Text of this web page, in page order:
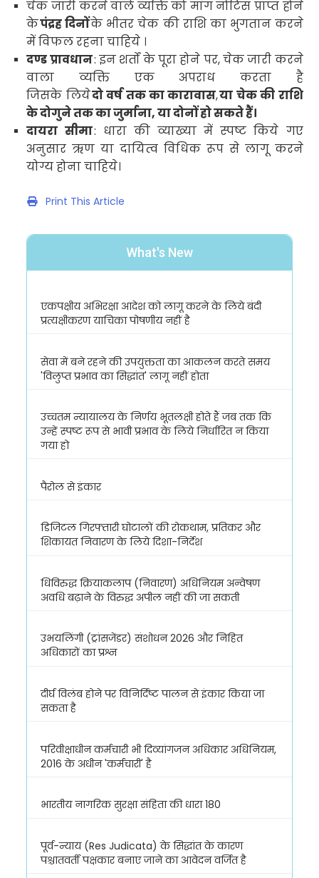
चेक जारी करने वाले व्यक्ति को मांग नोटिस प्राप्त होने
केपंद्रह दिनोंके भीतर चेक की राशि का भुगतान करने
में विफल रहना चाहिये ।
दण्ड प्रावधान:इन शर्तों के पूरा होने पर,चेक जारी करने
वाला व्यक्ति एक अपराध करता है
जिसके लियेदो वर्ष तक का कारावास,या चेक की राशि
के दोगुने तक का जुर्माना,या दोनों हो सकते हैं।
दायरा सीमा: धारा की व्याख्या में स्पष्ट किये गए
अनुसार ऋण या दायित्व विधिक रूप से लागू करने
योग्य होना चाहिये।
Print This Article
What's New
एकपक्षीय अभिरक्षा आदेश को लागू करने के लिये बंदी
प्रत्यक्षीकरण याचिका पोषणीय नहीं है
सेवा में बने रहने की उपयुक्तता का आकलन करते समय
'विलुप्त प्रभाव का सिद्धांत' लागू नहीं होता
उच्चतम न्यायालय के निर्णय भूतलक्षी होते हैं जब तक कि
उन्हें स्पष्ट रूप से भावी प्रभाव के लिये निर्धारित न किया
गया हो
पैरोल से इंकार
डिजिटल गिरफ्तारी घोटालों की रोकथाम, प्रतिकर और
शिकायत निवारण के लिये दिशा-निर्देश
धिविरुद्ध क्रियाकलाप (निवारण) अधिनियम अन्वेषण
अवधि बढ़ाने के विरुद्ध अपील नहीं की जा सकती
उभयलिंगी (ट्रांसजेंडर) संशोधन 2026 और निहित
अधिकारों का प्रश्न
दीर्घ विलंब होने पर विनिर्दिष्ट पालन से इंकार किया जा
सकता है
परिवीक्षाधीन कर्मचारी भी दिव्यांगजन अधिकार अधिनियम,
2016 के अधीन 'कर्मचारी' है
भारतीय नागरिक सुरक्षा संहिता की धारा 180
पूर्व-न्याय (Res Judicata) के सिद्धांत के कारण
पश्चातवर्ती पक्षकार बनाए जाने का आवेदन वर्जित है